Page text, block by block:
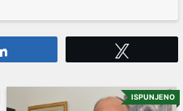
ISPUNJENO